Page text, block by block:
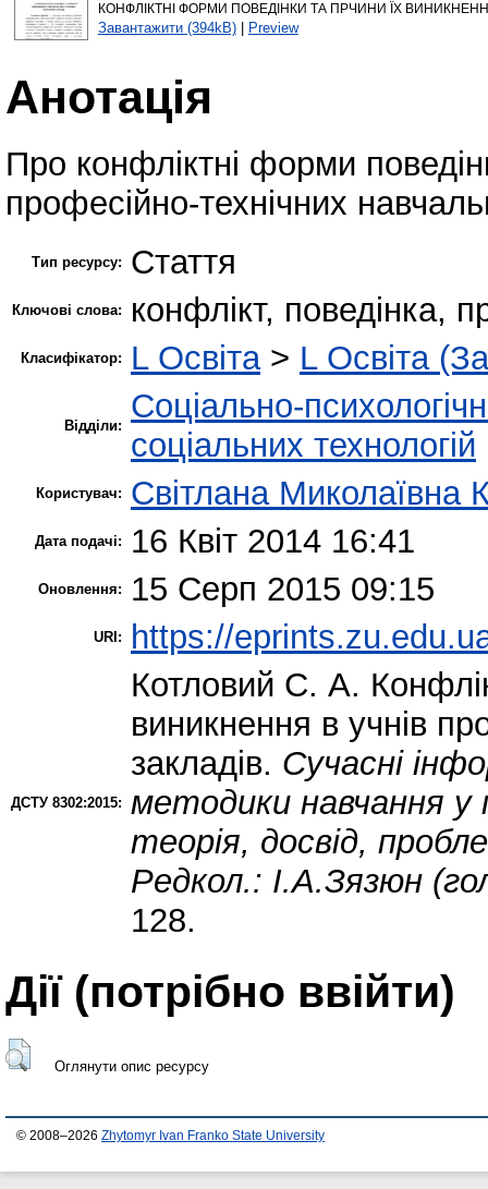
КОНФЛІКТНІ ФОРМИ ПОВЕДІНКИ ТА ПРЧИНИ ЇХ
Завантажити (394kB)| Preview
Анотація
Про конфліктні форми
професійно-технічних
Тип ресурсу: Стаття
Ключові слова: конфлікт, поведінка,
Класифікатор: L Освіта> L Освіта
Відділи:
Соціально-
соціальних технологій
Користувач: Світлана Миколаївна
Дата подачі: 16 Квіт 2014 16:41
Оновлення: 15 Серп 2015 09:15
URI: https://
ДСТУ 8302:2015:
Котловий С. А.
виникнення в учнів
закладів. Сучасні
методики навчання у
теорія, досвід,
Редкол.: І.А.Зязюн
128.
Дії ​​(потрібно ввійти)
Оглянути опис ресурсу
© 2008–2026 Zhytomyr Ivan Franko State University